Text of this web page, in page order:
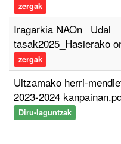
zergak
Iragarkia NAOn_ Udal
tasak2025_Hasierako
zergak
Ultzamako herri-
2023-2024
Diru-laguntzak